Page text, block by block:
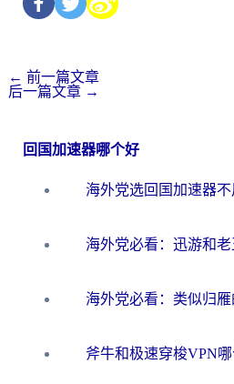
← 前一篇文章
后一篇文章 →
回国加速器哪个好